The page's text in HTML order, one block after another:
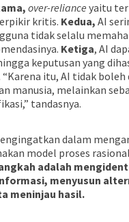
over-reliance yaitu
kritis. Kedua, AI
tidak selalu
Ketiga, AI
keputusan yang
itu, AI tidak
manusia, melainkan
tandasnya.
dalam
model proses
adalah
menyusun
meninjau hasil.